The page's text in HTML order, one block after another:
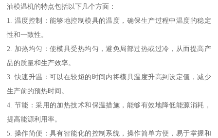
油模温机的特点包括以下几个方面：
1. 温度控制：能够地控制模具的温度，确保生产过程中温度的稳定
性和一致性。
2. 加热均匀：使模具受热均匀，避免局部过热或过冷，从而提高产
品的质量和生产效率。
3. 快速升温：可以在较短的时间内将模具温度升高到设定值，减少
生产前的预热时间。
4. 节能：采用的加热技术和保温措施，能够有效地降低能源消耗，
提高能源利用率。
5. 操作简便：具有智能化的控制系统，操作简单方便，易于掌握和